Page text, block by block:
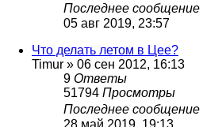
Последнее сообщение
05 авг 2019, 23:57
Что делать летом в Цее?
Timur » 06 сен 2012, 16:13
9 Ответы
51794 Просмотры
Последнее сообщение